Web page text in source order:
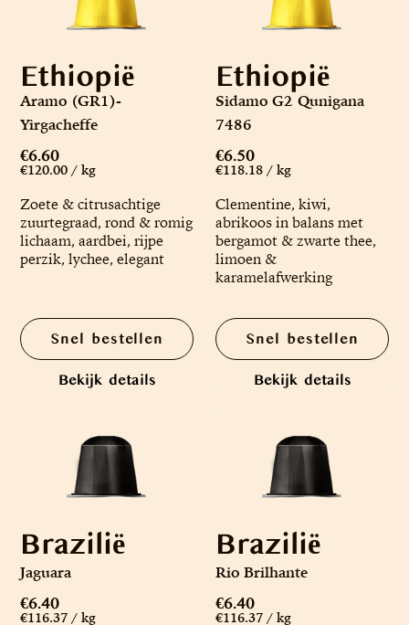
Ethiopië
Aramo (GR1)-
Yirgacheffe
€6.60
€120.00 / kg
Zoete & citrusachtige
zuurtegraad, rond & romig
lichaam, aardbei, rijpe
perzik, lychee, elegant
Snel bestellen
Bekijk details
Ethiopië
Sidamo G2 Qunigana
7486
€6.50
€118.18 / kg
Clementine, kiwi,
abrikoos in balans met
bergamot & zwarte thee,
limoen &
karamelafwerking
Snel bestellen
Bekijk details
Brazilië
Jaguara
€6.40
€116.37 / kg
Brazilië
Rio Brilhante
€6.40
€116.37 / kg